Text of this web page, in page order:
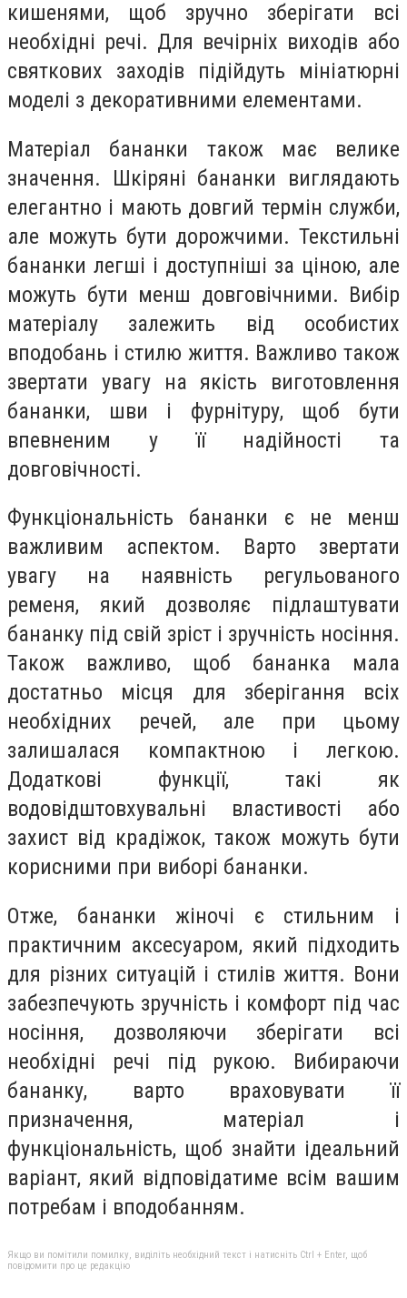
кишенями, щоб зручно зберігати всі
необхідні речі. Для вечірніх виходів або
святкових заходів підійдуть мініатюрні
моделі з декоративними елементами.
Матеріал бананки також має велике
значення. Шкіряні бананки виглядають
елегантно і мають довгий термін служби,
але можуть бути дорожчими. Текстильні
бананки легші і доступніші за ціною, але
можуть бути менш довговічними. Вибір
матеріалу залежить від особистих
вподобань і стилю життя. Важливо також
звертати увагу на якість виготовлення
бананки, шви і фурнітуру, щоб бути
впевненим у її надійності та
довговічності.
Функціональність бананки є не менш
важливим аспектом. Варто звертати
увагу на наявність регульованого
ременя, який дозволяє підлаштувати
бананку під свій зріст і зручність носіння.
Також важливо, щоб бананка мала
достатньо місця для зберігання всіх
необхідних речей, але при цьому
залишалася компактною і легкою.
Додаткові функції, такі як
водовідштовхувальні властивості або
захист від крадіжок, також можуть бути
корисними при виборі бананки.
Отже, бананки жіночі є стильним і
практичним аксесуаром, який підходить
для різних ситуацій і стилів життя. Вони
забезпечують зручність і комфорт під час
носіння, дозволяючи зберігати всі
необхідні речі під рукою. Вибираючи
бананку, варто враховувати її
призначення, матеріал і
функціональність, щоб знайти ідеальний
варіант, який відповідатиме всім вашим
потребам і вподобанням.
Якщо ви помітили помилку, виділіть необхідний текст і натисніть Ctrl + Enter, щоб
повідомити про це редакцію